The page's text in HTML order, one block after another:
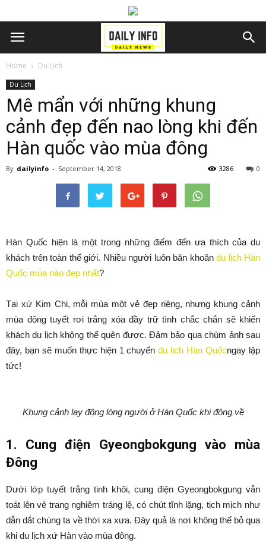
Home Du Lịch
Du Lịch
Mê mẩn với những khung
cảnh đẹp đến nao lòng khi đến
Hàn quốc vào mùa đông
By dailyinfo - September 14, 2018 0
3286
Hàn Quốc hiện là một trong những điểm đến ưa thích của du
khách trên toàn thế giới. Nhiều người luôn băn khoăn du lịch Hàn
Quốc mùa nào đẹp nhất?
Tại xứ Kim Chi, mỗi mùa một vẻ đẹp riêng, nhưng khung cảnh
mùa đông tuyết rơi trắng xóa đầy trữ tình chắc chắn sẽ khiến
khách du lịch không thể quên được. Đảm bảo qua chùm ảnh sau
đây, bạn sẽ muốn thực hiện 1 chuyếndu lịch Hàn Quốcngay lập
tức!
Khung cảnh lay động lòng người ở Hàn Quốc khi đông về
1. Cung điện Gyeongbokgung vào mùa
Đông
Dưới lớp tuyết trắng tinh khôi, cung điện Gyeongbokgung vẫn
toát lên vẻ trang nghiêm tráng lệ, có chút tĩnh lặng, tịch mịch như
dẫn dắt chúng ta về thời xa xưa. Đây quả là nơi không thể bỏ qua
khi du lịch xứ Hàn vào mùa đông.